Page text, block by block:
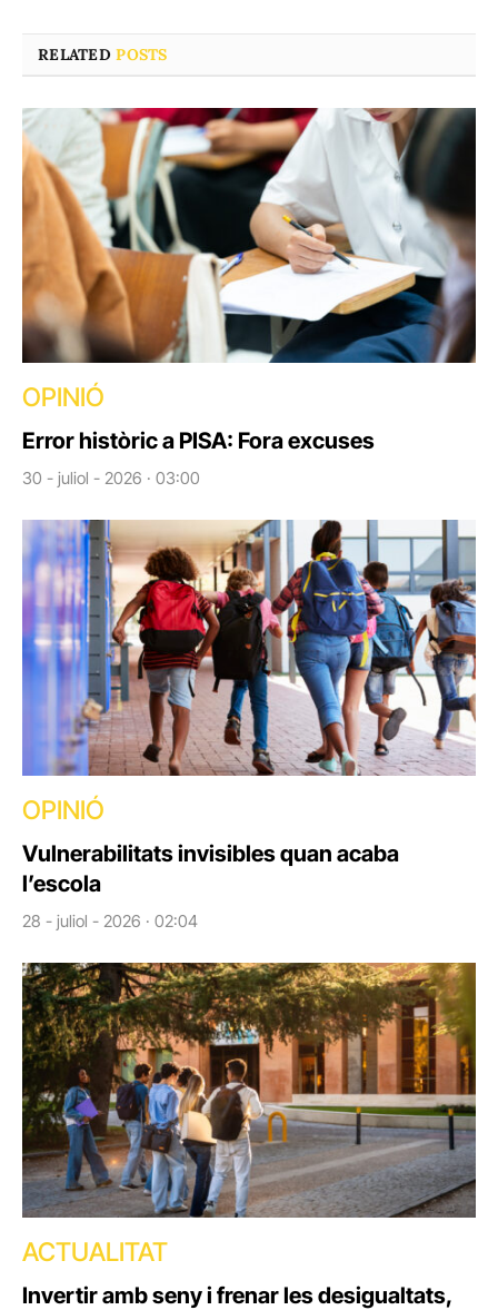
RELATEDPOSTS
OPINIÓ
Error històric a PISA: Fora excuses
30 - juliol - 2026 · 03:00
OPINIÓ
Vulnerabilitats invisibles quan acaba
l’escola
28 - juliol - 2026 · 02:04
ACTUALITAT
Invertir amb seny i frenar les desigualtats,